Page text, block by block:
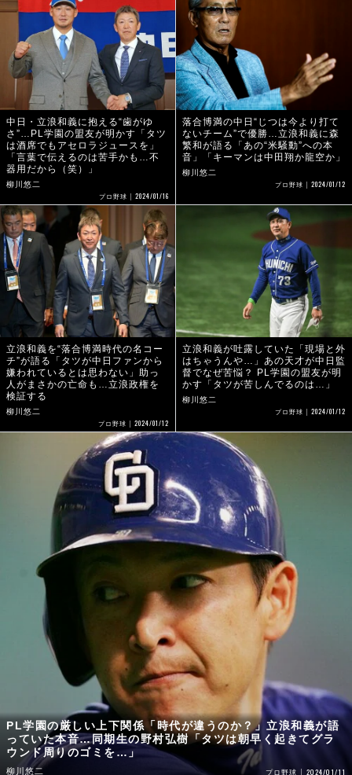
中日・立浪和義に抱える“歯がゆ
さ”…PL学園の盟友が明かす「タツ
は酒席でもアセロラジュースを」
「言葉で伝えるのは苦手かも…不
器用だから（笑）」
柳川悠二
プロ野球 2024/01/16
落合博満の中日“じつは今より打て
ないチーム”で優勝…立浪和義に森
繁和が語る「あの“米騒動”への本
音」「キーマンは中田翔か龍空か」
柳川悠二
プロ野球 2024/01/12
立浪和義を“落合博満時代の名コー
チ”が語る「タツが中日ファンから
嫌われているとは思わない」助っ
人がまさかの亡命も…立浪政権を
検証する
柳川悠二
プロ野球 2024/01/12
立浪和義が吐露していた「現場と外
はちゃうんや…」あの天才が中日監
督でなぜ苦悩？ PL学園の盟友が明
かす「タツが苦しんでるのは…」
柳川悠二
プロ野球 2024/01/12
PL学園の厳しい上下関係「時代が違うのか？」立浪和義が語
っていた本音…同期生の野村弘樹「タツは朝早く起きてグラ
ウンド周りのゴミを…」
柳川悠二 プロ野球 2024/01/11